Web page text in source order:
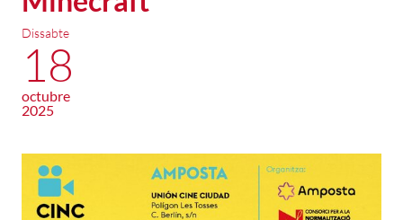
Dissabte
18
octubre
2025